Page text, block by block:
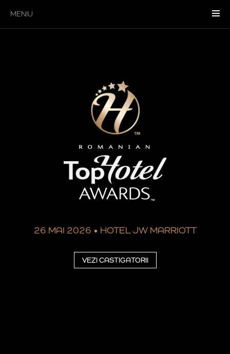
MENIU
26 MAI 2026 • HOTEL JW MARRIOTT
VEZI CASTIGATORII